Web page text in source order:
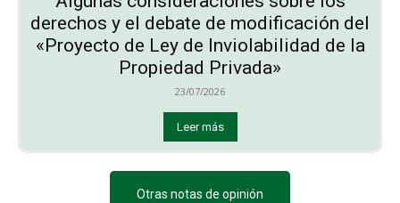
derechos y el debate de modificación del
«Proyecto de Ley de Inviolabilidad de la
Propiedad Privada»
23/07/2026
Leer más
Otras notas de opinión